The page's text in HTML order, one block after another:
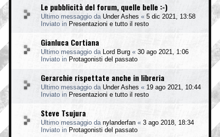
Le pubblicità del forum, quelle belle :-)
Ultimo messaggio da Under Ashes « 5 dic 2021, 13:58
Inviato in Presentazioni e tutto il resto
Gianluca Cortiana
Ultimo messaggio da Lord Burg « 30 ago 2021, 1:06
Inviato in Protagonisti del passato
Gerarchie rispettate anche in libreria
Ultimo messaggio da Under Ashes « 19 ago 2021, 10:44
Inviato in Presentazioni e tutto il resto
Steve Tsujura
Ultimo messaggio da nylanderfan « 3 ago 2018, 18:34
Inviato in Protagonisti del passato